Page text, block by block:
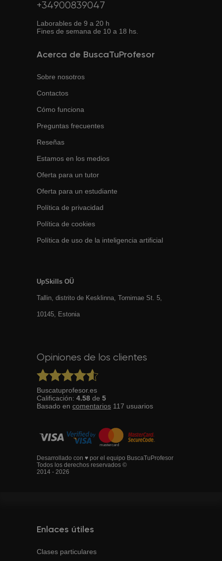
+34900839047
Laborables de 9 a 20 h
Fines de semana de 10 a 18 hs.
Acerca de BuscaTuProfesor
Sobre nosotros
Contactos
Cómo funciona
Preguntas frecuentes
Reseñas
Estamos en los medios
Oferta para un tutor
Oferta para un estudiante
Política de privacidad
Política de cookies
Política de uso de la inteligencia artificial
UpSkills OÜ
Tallin, distrito de Kesklinna, Tornimаe St. 5,
10145, Estonia
Opiniones de los clientes
Buscatuprofesor.es
Calificación: 4.58 de 5
Basado en comentarios 117 usuarios
Desarrollado con ♥ por el equipo BuscaTuProfesor
Todos los derechos reservados ©
2014 - 2026
Enlaces útiles
Clases particulares